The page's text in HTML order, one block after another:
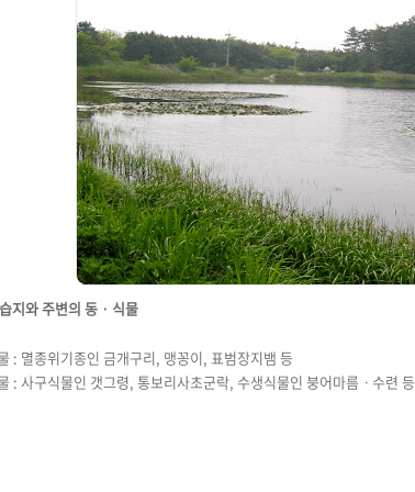
지와 주변의 동 · 식물
: 멸종위기종인 금개구리, 맹꽁이, 표범장지뱀 등
: 사구식물인 갯그령, 통보리사초군락, 수생식물인 붕어마름ㆍ수련 등